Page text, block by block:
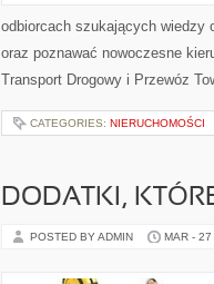
odbiorcach szukających wiedzy
oraz poznawać nowoczesne
Transport Drogowy i Przewóz
CATEGORIES: NIERUCHOMOŚCI
DODATKI,
POSTED BY ADMIN MAR -